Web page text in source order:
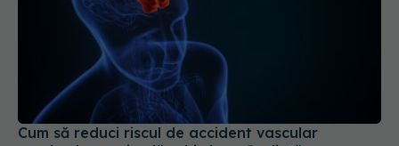
Cum să reduci riscul de accident vascular
cerebral cu o simplă schimbare în dietă,
recomandată de un expert în nutriție
18 apr 2025, 10:30